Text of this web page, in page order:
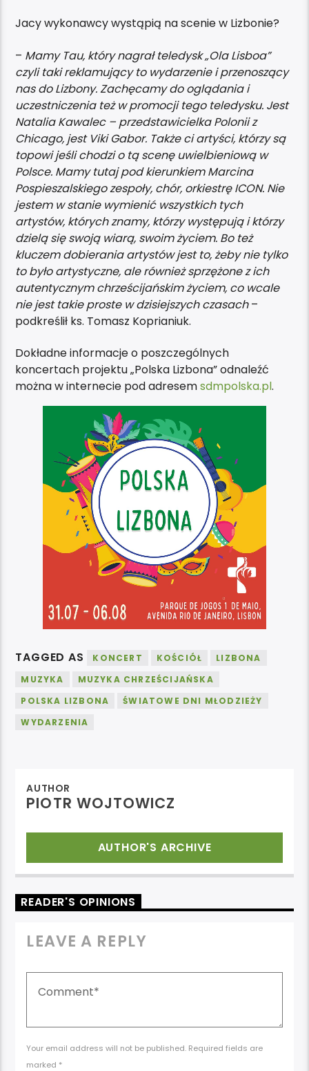
Jacy wykonawcy wystąpią na scenie w Lizbonie?
– Mamy Tau, który nagrał teledysk „Ola Lisboa”
czyli taki reklamujący to wydarzenie i przenoszący
nas do Lizbony. Zachęcamy do oglądania i
uczestniczenia też w promocji tego teledysku. Jest
Natalia Kawalec – przedstawicielka Polonii z
Chicago, jest Viki Gabor. Także ci artyści, którzy są
topowi jeśli chodzi o tą scenę uwielbieniową w
Polsce. Mamy tutaj pod kierunkiem Marcina
Pospieszalskiego zespoły, chór, orkiestrę ICON. Nie
jestem w stanie wymienić wszystkich tych
artystów, których znamy, którzy występują i którzy
dzielą się swoją wiarą, swoim życiem. Bo też
kluczem dobierania artystów jest to, żeby nie tylko
to było artystyczne, ale również sprzężone z ich
autentycznym chrześcijańskim życiem, co wcale
nie jest takie proste w dzisiejszych czasach–
podkreślił ks. Tomasz Koprianiuk.
Dokładne informacje o poszczególnych
koncertach projektu „Polska Lizbona” odnaleźć
można w internecie pod adresemsdmpolska.pl.
TAGGED AS KONCERT KOŚCIÓŁ
LIZBONA
MUZYKA
MUZYKA CHRZEŚCIJAŃSKA
POLSKA LIZBONA
ŚWIATOWE DNI MŁODZIEŻY
WYDARZENIA
AUTHOR
PIOTR WOJTOWICZ
AUTHOR'S ARCHIVE
READER'S OPINIONS
LEAVE A REPLY
Your email address will not be published. Required fields are
marked *